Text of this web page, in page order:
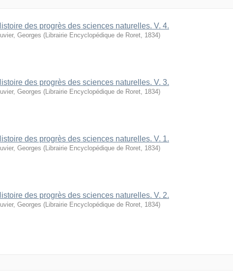
des progrès des sciences naturelles. V. 4.
Georges (Librairie Encyclopédique de Roret, 1834)
des progrès des sciences naturelles. V. 3.
Georges (Librairie Encyclopédique de Roret, 1834)
des progrès des sciences naturelles. V. 1.
Georges (Librairie Encyclopédique de Roret, 1834)
des progrès des sciences naturelles. V. 2.
Georges (Librairie Encyclopédique de Roret, 1834)